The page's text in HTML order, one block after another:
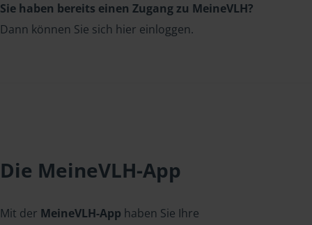
Sie haben bereits einen Zugang zu MeineVLH?
Dann können Sie sich hier einloggen.
Die MeineVLH-App
Mit der MeineVLH-App haben Sie Ihre